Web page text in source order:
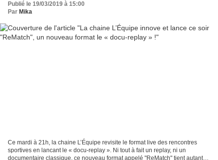
Publié le 19/03/2019 à 15:00
Par Mika
Ce mardi à 21h, la chaine L’Équipe revisite le format live des rencontres
sportives en lancant le « docu-replay ». Ni tout à fait un replay, ni un
documentaire classique, ce nouveau format appelé "ReMatch" tient autant